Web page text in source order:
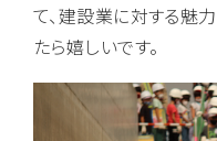
て、建設業に対する魅
たら嬉しいです。